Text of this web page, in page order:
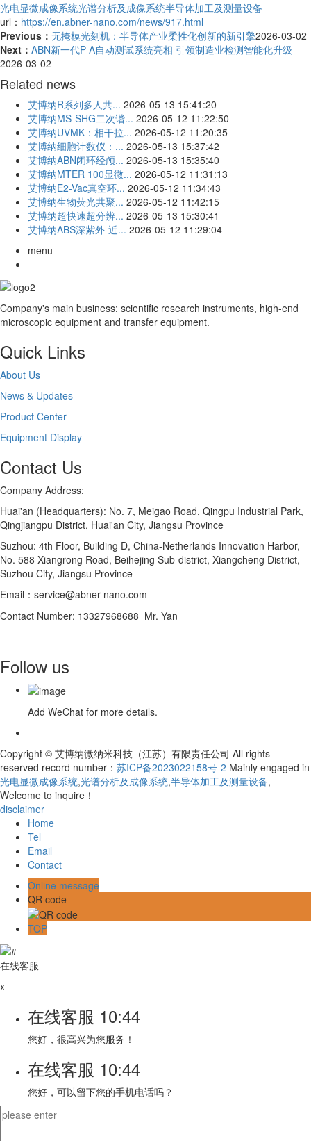
光电显微成像系统光谱分析及成像系统半导体加工及测量设备
url： https://en.abner-nano.com/news/917.html
Previous： 无掩模光刻机：半导体产业柔性化创新的新引擎2026-03-02
Next： ABN新一代P-A自动测试系统亮相 引领制造业检测智能化升级
2026-03-02
Related news
艾博纳R系列多人共... 2026-05-13 15:41:20
艾博纳MS-SHG二次谐... 2026-05-12 11:22:50
艾博纳UVMK：相干拉... 2026-05-12 11:20:35
艾博纳细胞计数仪：... 2026-05-13 15:37:42
艾博纳ABN闭环经颅... 2026-05-13 15:35:40
艾博纳MTER 100显微... 2026-05-12 11:31:13
艾博纳E2-Vac真空环... 2026-05-12 11:34:43
艾博纳生物荧光共聚... 2026-05-12 11:42:15
艾博纳超快速超分辨... 2026-05-13 15:30:41
艾博纳ABS深紫外-近... 2026-05-12 11:29:04
menu
Company's main business: scientific research instruments, high-end
microscopic equipment and transfer equipment.
Quick Links
About Us
News & Updates
Product Center
Equipment Display
Contact Us
Company Address:
Huai'an (Headquarters): No. 7, Meigao Road, Qingpu Industrial Park,
Qingjiangpu District, Huai'an City, Jiangsu Province
Suzhou: 4th Floor, Building D, China-Netherlands Innovation Harbor,
No. 588 Xiangrong Road, Beihejing Sub-district, Xiangcheng District,
Suzhou City, Jiangsu Province
Email：service@abner-nano.com
Contact Number: 13327968688 Mr. Yan
Follow us
Add WeChat for more details.
Copyright © 艾博纳微纳米科技（江苏）有限责任公司 All rights
reserved record number： 苏ICP备2023022158号-2 Mainly engaged in
光电显微成像系统,光谱分析及成像系统,半导体加工及测量设备,
Welcome to inquire！
disclaimer
Home
Tel
Email
Contact
Online message
QR code
TOP
在线客服
x
在线客服 10:44
您好，很高兴为您服务！
在线客服 10:44
您好，可以留下您的手机电话吗？